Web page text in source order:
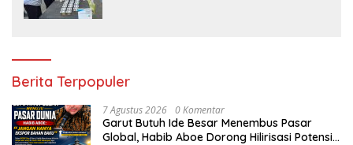
Berita Terpopuler
7 Agustus 2026 0 Komentar
Garut Butuh Ide Besar Menembus Pasar
Global, Habib Aboe Dorong Hilirisasi Potensi